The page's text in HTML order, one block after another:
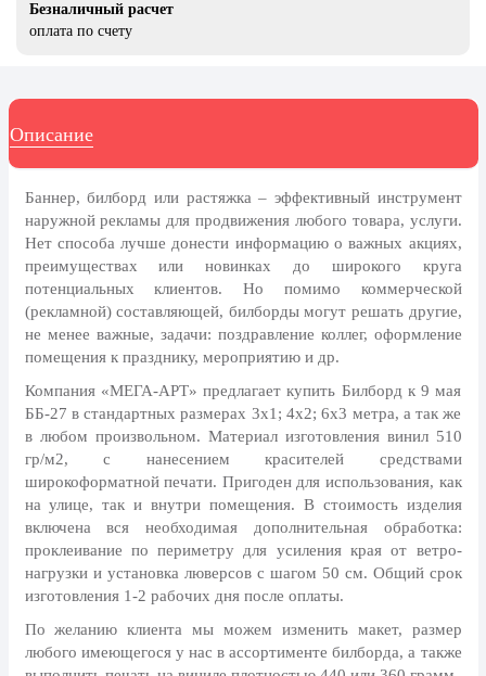
15 февраля, День памяти о
россиянах...
23 февраля, День защитника
8 марта, Международный женский
27 марта, День театра
1 апреля, День смеха
Апрель, Месячник по
благоустройству
апреля)
Светлая Пасха
12 апреля, День космонавтики
18 апреля, Дни исторического и
культурного наследия
6 мая, День герба и флага города
9 мая, День Победы
Безналичный расчет
оплата по счету
Описание
Баннер, билборд или растяжка – эффективный инструмент
наружной рекламы для продвижения любого товара, услуги.
Нет способа лучше донести информацию о важных акциях,
преимуществах или новинках до широкого круга
потенциальных клиентов. Но помимо коммерческой
(рекламной) составляющей, билборды могут решать другие,
не менее важные, задачи: поздравление коллег, оформление
помещения к празднику, мероприятию и др.
Компания «МЕГА-АРТ» предлагает купить Билборд к 9 мая
ББ-27 в стандартных размерах 3х1; 4х2; 6х3 метра, а так же
в любом произвольном. Материал изготовления винил 510
гр/м2, с нанесением красителей средствами
широкоформатной печати. Пригоден для использования, как
на улице, так и внутри помещения. В стоимость изделия
включена вся необходимая дополнительная обработка:
проклеивание по периметру для усиления края от ветро-
нагрузки и установка люверсов с шагом 50 см. Общий срок
изготовления 1-2 рабочих дня после оплаты.
По желанию клиента мы можем изменить макет, размер
любого имеющегося у нас в ассортименте билборда, а также